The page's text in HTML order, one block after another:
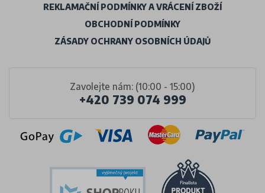
Zavolejte nám: (10:00 - 15:00)
+420 739 074 999
REKLAMAČNÍ PODMÍNKY A VRÁCENÍ ZBOŽÍ
OBCHODNÍ PODMÍNKY
ZÁSADY OCHRANY OSOBNÍCH ÚDAJŮ